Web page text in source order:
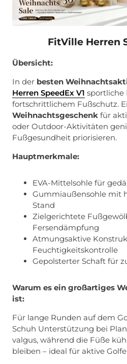
FitVille Herren
Übersicht:
In der besten
Herren SpeedEx V1 sportliche
fortschrittlichem Fußschutz.
Weihnachtsgeschenk für
oder Outdoor-Aktivitäten
Fußgesundheit priorisieren.
Hauptmerkmale:
EVA-Mittelsohle für
Gummiaußensohle mit
Stand
Zielgerichtete
Fersendämpfung
Atmungsaktive
Feuchtigkeitskontrolle
Gepolsterter Schaft für
Warum es ein großartiges
ist:
Für lange Runden auf dem
Schuh Unterstützung bei
valgus, während die Füße
bleiben – ideal für aktive